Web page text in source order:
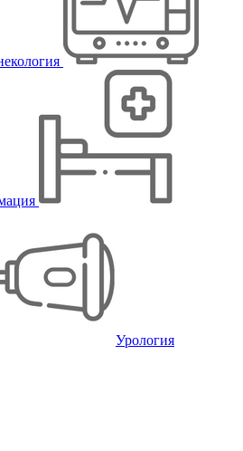
Урология